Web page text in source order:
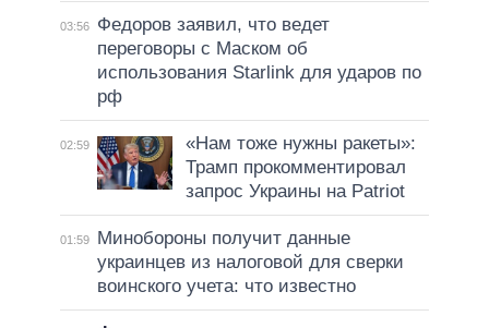
03:56
Федоров заявил, что ведет
переговоры с Маском об
использования Starlink для ударов по
рф
02:59
«Нам тоже нужны ракеты»:
Трамп прокомментировал
запрос Украины на Patriot
01:59
Минобороны получит данные
украинцев из налоговой для сверки
воинского учета: что известно